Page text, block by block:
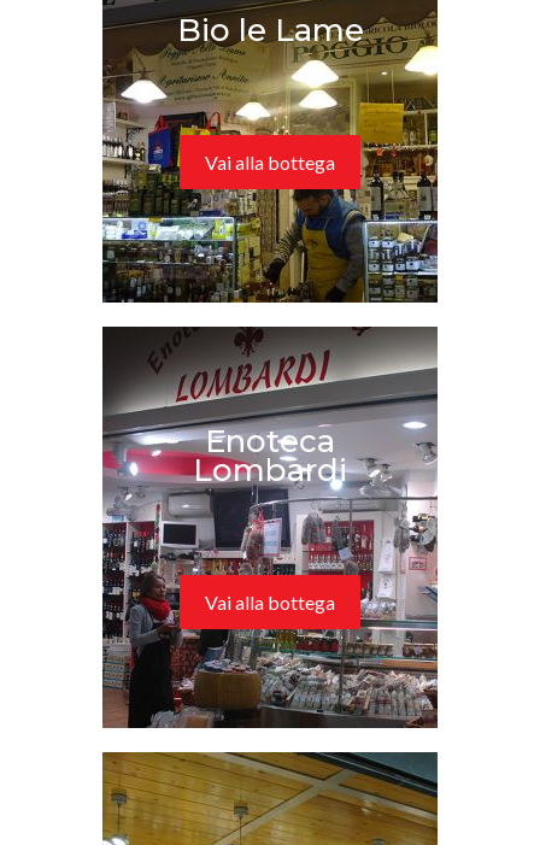
Bio le Lame
Vai alla bottega
Enoteca
Lombardi
Vai alla bottega